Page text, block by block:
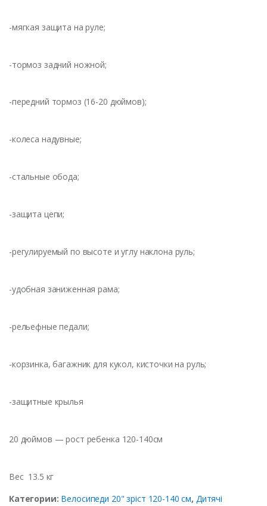
-мягкая защита на руле;
-тормоз задний ножной;
-передний тормоз (16-20 дюймов);
-колеса надувные;
-стальные обода;
-защита цепи;
-регулируемый по высоте и углу наклона руль;
-удобная заниженная рама;
-рельефные педали;
-корзинка, багажник для кукол, кисточки на руль;
-защитные крылья
20 дюймов — рост ребенка 120-140см
Вес 13.5 кг
Категории: Велосипеди 20" зріст 120-140 см, Дитячі